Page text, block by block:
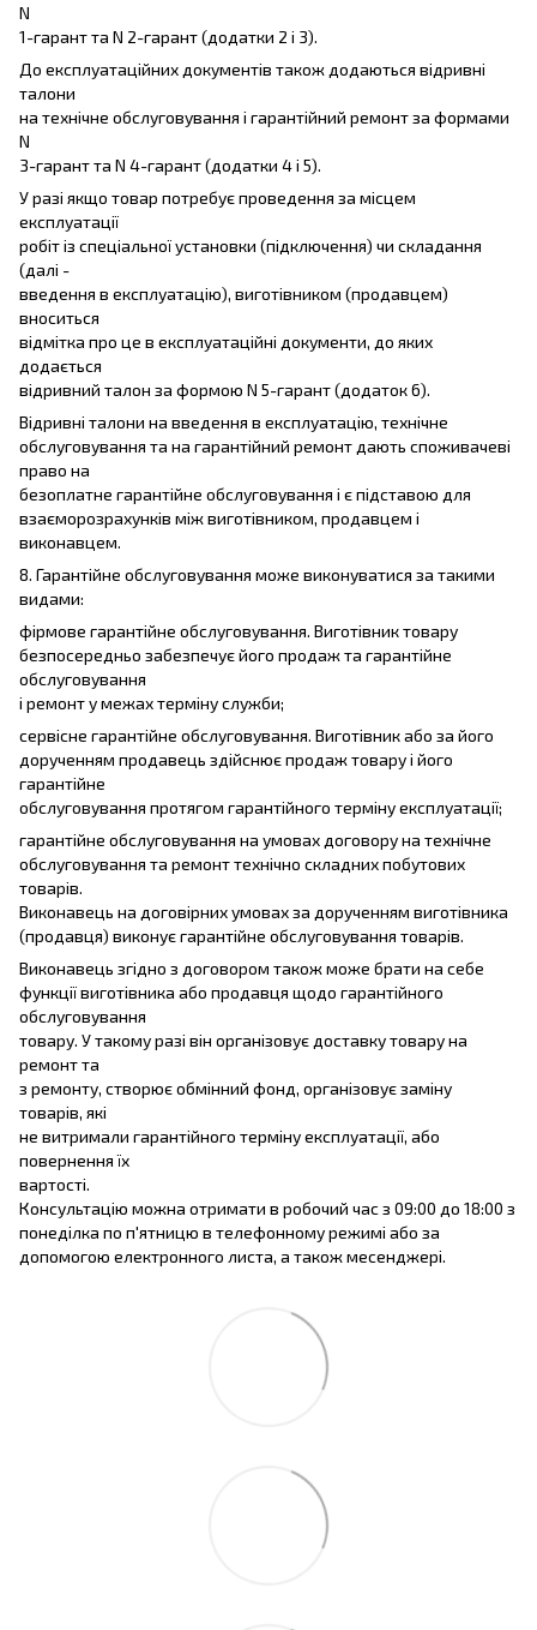
N
1-гарант та N 2-гарант (додатки 2 і 3).
До експлуатаційних документів також додаються відривні
талони
на технічне обслуговування і гарантійний ремонт за формами
N
3-гарант та N 4-гарант (додатки 4 і 5).
У разі якщо товар потребує проведення за місцем
експлуатації
робіт із спеціальної установки (підключення) чи складання
(далі -
введення в експлуатацію), виготівником (продавцем)
вноситься
відмітка про це в експлуатаційні документи, до яких
додається
відривний талон за формою N 5-гарант (додаток 6).
Відривні талони на введення в експлуатацію, технічне
обслуговування та на гарантійний ремонт дають споживачеві
право на
безоплатне гарантійне обслуговування і є підставою для
взаєморозрахунків між виготівником, продавцем і
виконавцем.
8. Гарантійне обслуговування може виконуватися за такими
видами:
фірмове гарантійне обслуговування. Виготівник товару
безпосередньо забезпечує його продаж та гарантійне
обслуговування
і ремонт у межах терміну служби;
сервісне гарантійне обслуговування. Виготівник або за його
дорученням продавець здійснює продаж товару і його
гарантійне
обслуговування протягом гарантійного терміну експлуатації;
гарантійне обслуговування на умовах договору на технічне
обслуговування та ремонт технічно складних побутових
товарів.
Виконавець на договірних умовах за дорученням виготівника
(продавця) виконує гарантійне обслуговування товарів.
Виконавець згідно з договором також може брати на себе
функції виготівника або продавця щодо гарантійного
обслуговування
товару. У такому разі він організовує доставку товару на
ремонт та
з ремонту, створює обмінний фонд, організовує заміну
товарів, які
не витримали гарантійного терміну експлуатації, або
повернення їх
вартості.
Консультацію можна отримати в робочий час з 09:00 до 18:00 з
понеділка по п'ятницю в телефонному режимі або за
допомогою електронного листа, а також месенджері.